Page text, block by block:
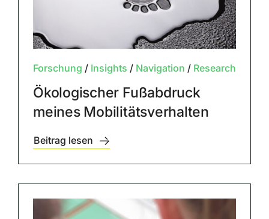
Forschung / Insights / Navigation / Research
Ökologischer Fußabdruck
meines Mobilitätsverhalten
Beitrag lesen